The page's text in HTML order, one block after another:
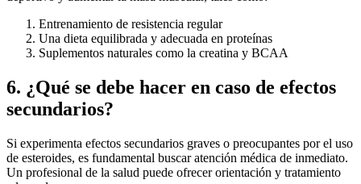
Entrenamiento de resistencia regular
Una dieta equilibrada y adecuada en proteínas
Suplementos naturales como la creatina y BCAA
6. ¿Qué se debe hacer en caso de efectos
secundarios?
Si experimenta efectos secundarios graves o preocupantes por el uso
de esteroides, es fundamental buscar atención médica de inmediato.
Un profesional de la salud puede ofrecer orientación y tratamiento